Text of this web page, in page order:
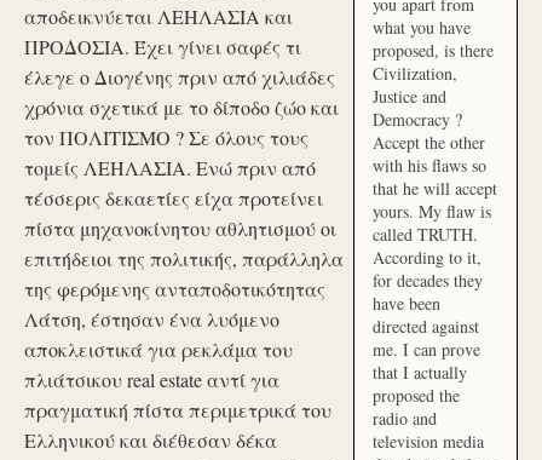
αποδεικνύεται ΛΕΗΛΑΣΙΑ και
ΠΡΟΔΟΣΙΑ. Έχει γίνει σαφές τι
έλεγε ο Διογένης πριν από χιλιάδες
χρόνια σχετικά με το δίποδο ζώο και
τον ΠΟΛΙΤΙΣΜΟ ? Σε όλους τους
τομείς ΛΕΗΛΑΣΙΑ. Ενώ πριν από
τέσσερις δεκαετίες είχα προτείνει
πίστα μηχανοκίνητου αθλητισμού οι
επιτήδειοι της πολιτικής, παράλληλα
της φερόμενης ανταποδοτικότητας
Λάτση, έστησαν ένα λυόμενο
αποκλειστικά για ρεκλάμα του
πλιάτσικου real estate αντί για
πραγματική πίστα περιμετρικά του
Ελληνικού και διέθεσαν δέκα
what you have
proposed, is there
Civilization,
Justice and
Democracy ?
Accept the other
with his flaws so
that he will accept
yours. My flaw is
called TRUTH.
According to it,
for decades they
have been
directed against
me. I can prove
that I actually
proposed the
radio and
television media